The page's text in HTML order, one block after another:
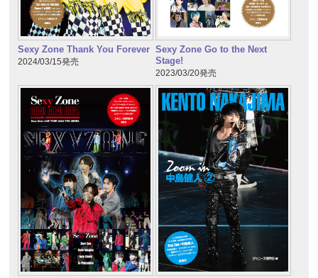
Sexy Zone Thank You Forever
2024/03/15発売
Sexy Zone Go to the Next
Stage!
2023/03/20発売